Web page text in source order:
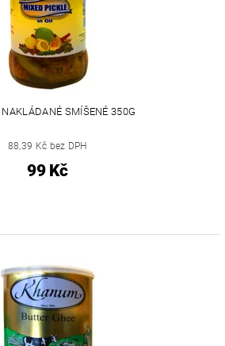
SMÍŠENÉ 350G
88,39 Kč bez DPH
99 Kč